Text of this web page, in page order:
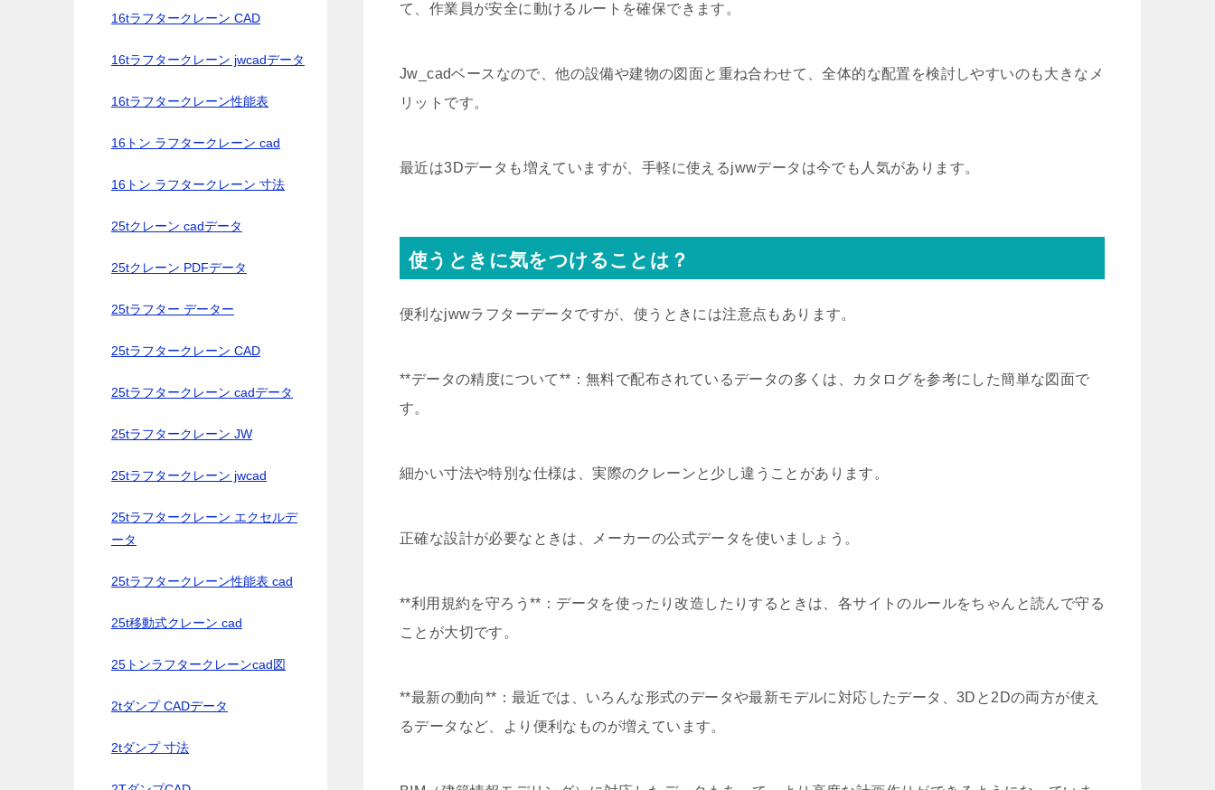
て、作業員が安全に動けるルートを確保できます。
Jw_cadベースなので、他の設備や建物の図面と重ね合わせて、全体的な配置を検討しやすいのも大きなメ
リットです。
最近は3Dデータも増えていますが、手軽に使えるjwwデータは今でも人気があります。
使うときに気をつけることは？
便利なjwwラフターデータですが、使うときには注意点もあります。
**データの精度について**：無料で配布されているデータの多くは、カタログを参考にした簡単な図面で
す。
細かい寸法や特別な仕様は、実際のクレーンと少し違うことがあります。
正確な設計が必要なときは、メーカーの公式データを使いましょう。
**利用規約を守ろう**：データを使ったり改造したりするときは、各サイトのルールをちゃんと読んで守る
ことが大切です。
**最新の動向**：最近では、いろんな形式のデータや最新モデルに対応したデータ、3Dと2Dの両方が使え
るデータなど、より便利なものが増えています。
16tラフタークレーン CAD
16tラフタークレーン jwcadデータ
16tラフタークレーン性能表
16トン ラフタークレーン cad
16トン ラフタークレーン 寸法
25tクレーン cadデータ
25tクレーン PDFデータ
25tラフター データー
25tラフタークレーン CAD
25tラフタークレーン cadデータ
25tラフタークレーン JW
25tラフタークレーン jwcad
25tラフタークレーン エクセルデ
ータ
25tラフタークレーン性能表 cad
25t移動式クレーン cad
25トンラフタークレーンcad図
2tダンプ CADデータ
2tダンプ 寸法